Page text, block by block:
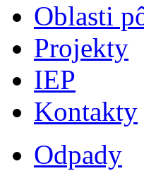
Oblasti
Projekty
IEP
Kontakty
Odpady